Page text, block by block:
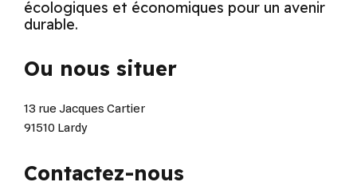
écologiques et économiques pour un avenir
durable.
Ou nous situer
13 rue Jacques Cartier
91510 Lardy
Contactez-nous